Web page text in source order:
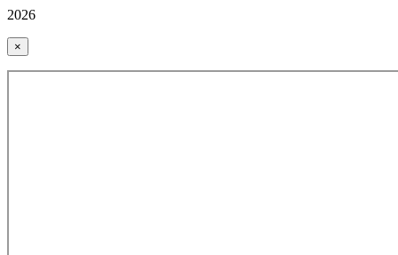
2026
×